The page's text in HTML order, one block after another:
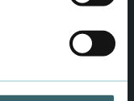
service- og